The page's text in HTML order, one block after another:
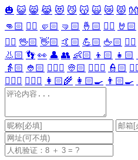
🎃 😺 😸 😹 😻 😼 😽 🙀 😿 😾
👊🏻 ✊🏻 🤛🏻 🤜🏻 🤞🏻 ✌🏻 🤘🏻
🖐🏻 🖖🏻 👋🏻 🤙🏻 💪🏻 🖕🏻 ✍🏻
👃🏻 👣 👀 👤 👥 👶🏻 👦🏻 👧🏻
👵🏻 👲🏻 👳🏻‍♀️ 👳🏻 👮🏻‍♀️ 👮🏻
👩🏻‍⚕️ 👨🏻‍⚕️ 👩🏻‍🌾 👩🏻‍🍳 👨🏻‍🍳